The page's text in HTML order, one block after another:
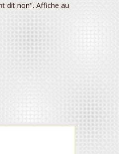
dit non". Affiche au